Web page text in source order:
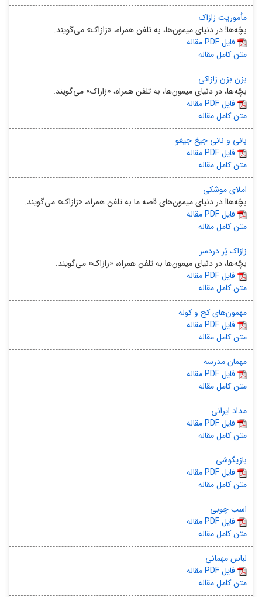
مأموریت زازاک
بچّه‌‏ها! در دنیای میمون‌ها، به تلفن همراه، «زازاک» می‏‌گویند.‏
مقاله PDF فایل
متن کامل مقاله
بزن بزن زازاکی
بچّه‌‏ها، در دنیای میمون‌ها، به تلفن همراه، «زازاک» می‏‌گویند.‏
مقاله PDF فایل
متن کامل مقاله
بانی و نانی جیغ‌ جیغو
مقاله PDF فایل
متن کامل مقاله
املای موشکی
بچّه‏‌ها! در دنیای میمون‌های قصه ما به تلفن همراه، «زازاک» می‏‌گویند.‏
مقاله PDF فایل
متن کامل مقاله
زازاک پُر دردسر
بچّه‌‏ها، در دنیای میمون‌ها به تلفن همراه، «زازاک» می‏‌گویند.‏
مقاله PDF فایل
متن کامل مقاله
مهمون‌های کج و کوله
مقاله PDF فایل
متن کامل مقاله
مهمان مدرسه
مقاله PDF فایل
متن کامل مقاله
مداد ایرانی
مقاله PDF فایل
متن کامل مقاله
بازیگوشی
مقاله PDF فایل
متن کامل مقاله
اسب چوبی
مقاله PDF فایل
متن کامل مقاله
لباس مهمانی
مقاله PDF فایل
متن کامل مقاله